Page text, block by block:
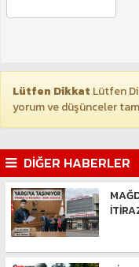
Lütfen Dikkat Lütfen
yorum ve düşünceler
DİĞER HABERLER